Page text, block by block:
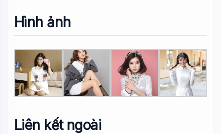
Hình ảnh
Liên kết ngoài